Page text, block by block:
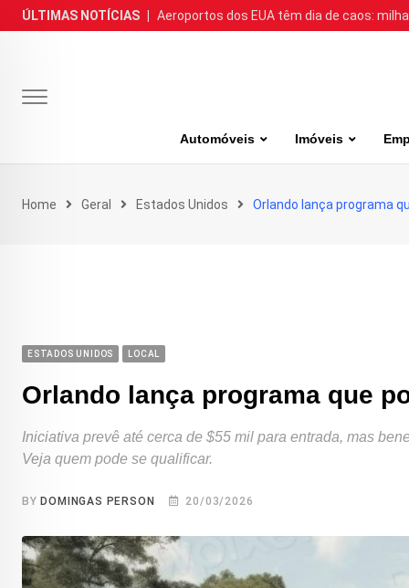
Skip
to
ÚLTIMAS NOTÍCIAS Aeroportos dos EUA têm dia de caos:
Automóveis Imóveis
Home Geral Estados Unidos Orlando lança programa
ESTADOS UNIDOS LOCAL
Orlando lança programa que
Iniciativa prevê até cerca de $55 mil para entrada, mas
Veja quem pode se qualificar.
BY DOMINGAS PERSON 20/03/2026